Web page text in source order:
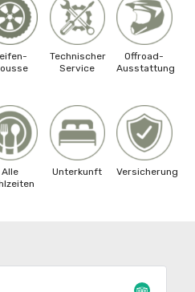
Technischer
Service
Offroad-
Ausstattung
Alle
Unterkunft Versicherung